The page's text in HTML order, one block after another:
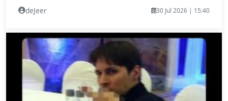
deJeer 30 Jul 2026 | 15:40